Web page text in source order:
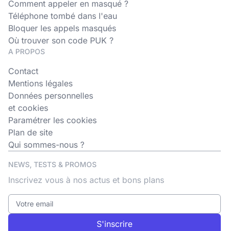
Comment appeler en masqué ?
Téléphone tombé dans l'eau
Bloquer les appels masqués
Où trouver son code PUK ?
A PROPOS
Contact
Mentions légales
Données personnelles
et cookies
Paramétrer les cookies
Plan de site
Qui sommes-nous ?
NEWS, TESTS & PROMOS
Inscrivez vous à nos actus et bons plans
S'inscrire